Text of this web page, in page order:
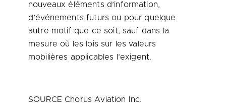
nouveaux éléments d’information,
d’événements futurs ou pour quelque
autre motif que ce soit, sauf dans la
mesure où les lois sur les valeurs
mobilières applicables l’exigent.
SOURCE Chorus Aviation Inc.